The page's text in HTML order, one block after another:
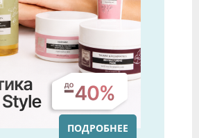
ПОДРОБНЕЕ